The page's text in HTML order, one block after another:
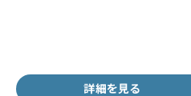
詳細を見る